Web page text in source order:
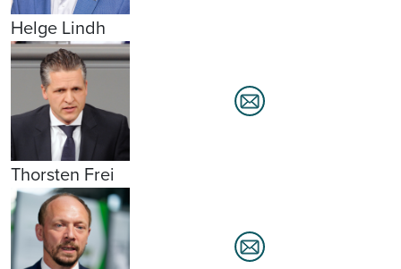
Helge Lindh
Thorsten Frei